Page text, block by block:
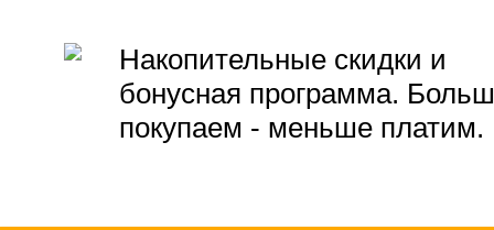
Накопительные скидки и
бонусная программа.
покупаем - меньше платим.